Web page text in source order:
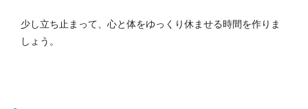
少し立ち止まって、心と体をゆっくり休ませる時間を作りま
しょう。